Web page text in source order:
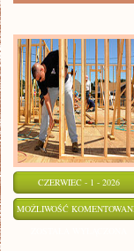
CZERWIEC - 1 - 2026
MOŻLIWOŚĆ